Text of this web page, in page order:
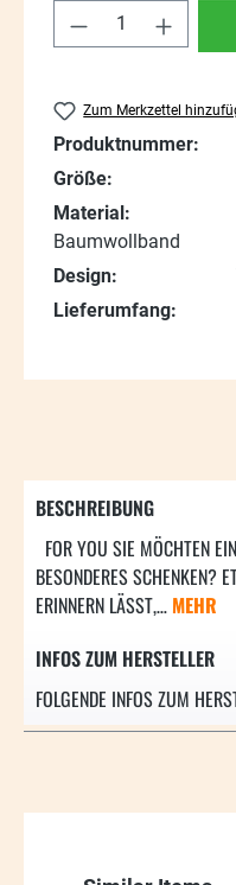
Produkt
Zum Merkzettel
Produktnummer:
Größe:
Material:
Baumwollband
Design:
Lieferumfang:
BESCHREIBUNG
FOR YOU SIE MÖCHTEN
BESONDERES SCHENKEN?
ERINNERN LÄSST,… MEHR
INFOS ZUM HERSTELLER
FOLGENDE INFOS ZUM